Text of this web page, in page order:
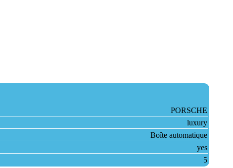
PORSCHE
luxury
Boîte automatique
yes
5